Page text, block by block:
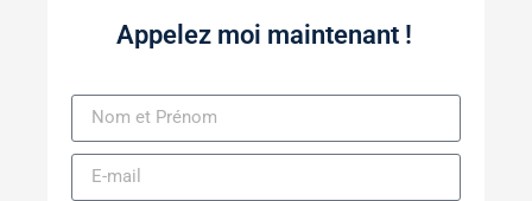
Appelez moi maintenant !